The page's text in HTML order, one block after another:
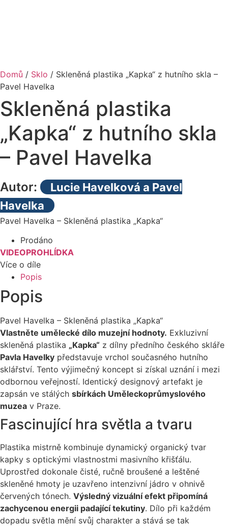
Domů / Sklo / Skleněná plastika „Kapka“ z hutního skla –
Pavel Havelka
Skleněná plastika
„Kapka“ z hutního skla
– Pavel Havelka
Autor:
Lucie Havelková a Pavel
Havelka
Pavel Havelka – Skleněná plastika „Kapka“
Prodáno
VIDEOPROHLÍDKA
Více o díle
Popis
Popis
Pavel Havelka – Skleněná plastika „Kapka“
Vlastněte umělecké dílo muzejní hodnoty. Exkluzivní
skleněná plastika „Kapka“ z dílny předního českého skláře
Pavla Havelky představuje vrchol současného hutního
sklářství. Tento výjimečný koncept si získal uznání i mezi
odbornou veřejností. Identický designový artefakt je
zapsán ve stálých sbírkách Uměleckoprůmyslového
muzea v Praze.
Fascinující hra světla a tvaru
Plastika mistrně kombinuje dynamický organický tvar
kapky s optickými vlastnostmi masivního křišťálu.
Uprostřed dokonale čisté, ručně broušené a leštěné
skleněné hmoty je uzavřeno intenzivní jádro v ohnivě
červených tónech. Výsledný vizuální efekt připomíná
zachycenou energii padající tekutiny. Dílo při každém
dopadu světla mění svůj charakter a stává se tak